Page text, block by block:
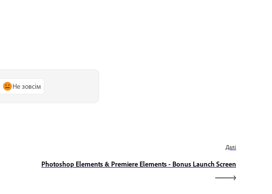
Не зовсім
Далі
Photoshop Elements & Premiere Elements - Bonus Launch Screen